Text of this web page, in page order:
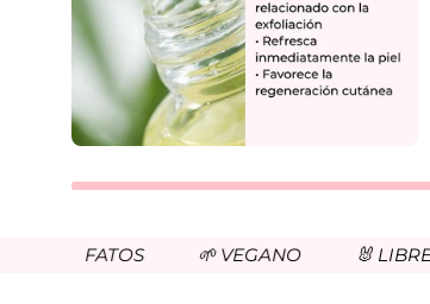
🌱 VEGANO 🐰 LIBRE DE